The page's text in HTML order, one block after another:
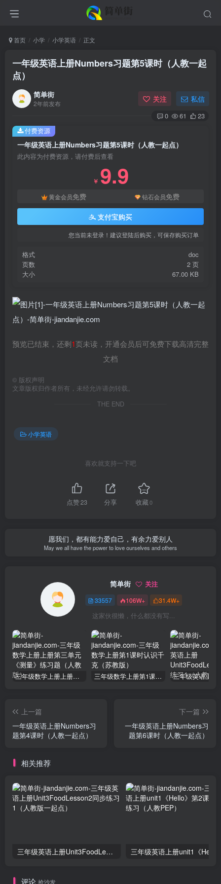
首页 小学 小学英语 正文
一年级英语上册Numbers习题第5课时（人教一起
点）
简单街
2年前发布 关注 私信
0 61 23
一年级英语上册Numbers习题第5课时（人教一起点）
此内容为付费资源，请付费后查看
￥ 9.9
黄金会员免费 钻石会员免费
支付宝购买
您当前未登录！建议登陆后购买，可保存购买订单
格式
doc
页数
2 页
大小
67.00 KB
付费资源
预览已结束，还剩1页未读，开通会员后可免费下载高清完整
文档
© 版权声明
文章版权归作者所有，未经允许请勿转载。
THE END
小学英语
喜欢就支持一下吧
点赞23 分享 收藏0
愿我们，都有能力爱自己，有余力爱别人
May we all have the power to love ourselves and others
简单街 关注
33557 106W+ 31.4W+
这家伙很懒，什么都没有写...
三年级数学上册上册第三单元《测量》练习题（人教版） 三年级数学上册第1课时认识千克（苏教版）
上一篇
一年级英语上册Numbers习
题第4课时（人教一起点）
下一篇
一年级英语上册Numbers习
题第6课时（人教一起点）
相关推荐
三年级英语上册Unit3FoodLesson2同步练习1（人教版一起点）
评论 抢沙发